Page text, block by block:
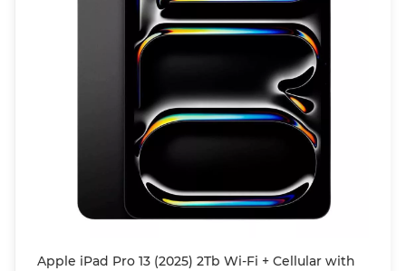
Apple iPad Pro 13 (2025) 2Tb Wi-Fi + Cellular with